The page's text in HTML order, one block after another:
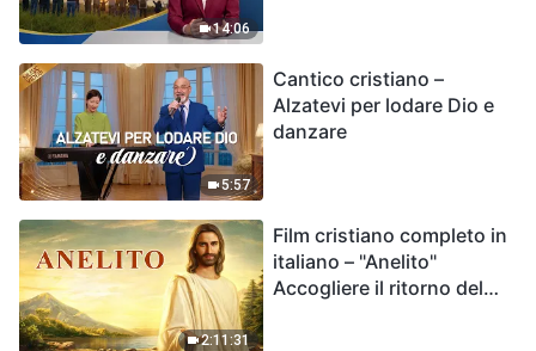
14:06
5:57
Cantico cristiano –
Alzatevi per lodare Dio e
danzare
2:11:31
Film cristiano completo in
italiano – "Anelito"
Accogliere il ritorno del